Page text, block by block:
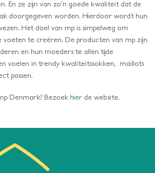
En ze zijn van zo’n goede kwaliteit dat de
doorgegeven worden. Hierdoor wordt hun
Het doel van mp is simpelweg om
voeten te creëren. De producten van mp zijn
en hun moeders te allen tijde
voelen in trendy kwaliteitssokken, maillots
passen.
Denmark? Bezoek hier de website.